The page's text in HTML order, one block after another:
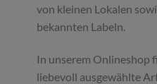
von kleinen Lokalen
bekannten Labeln.
In unserem Onlineshop
liebevoll ausgewählte